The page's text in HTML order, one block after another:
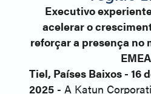
Executivo
acelerar o
reforçar a presença no
EMEA
Tiel, Países Baixos - 16
2025 - A Katun